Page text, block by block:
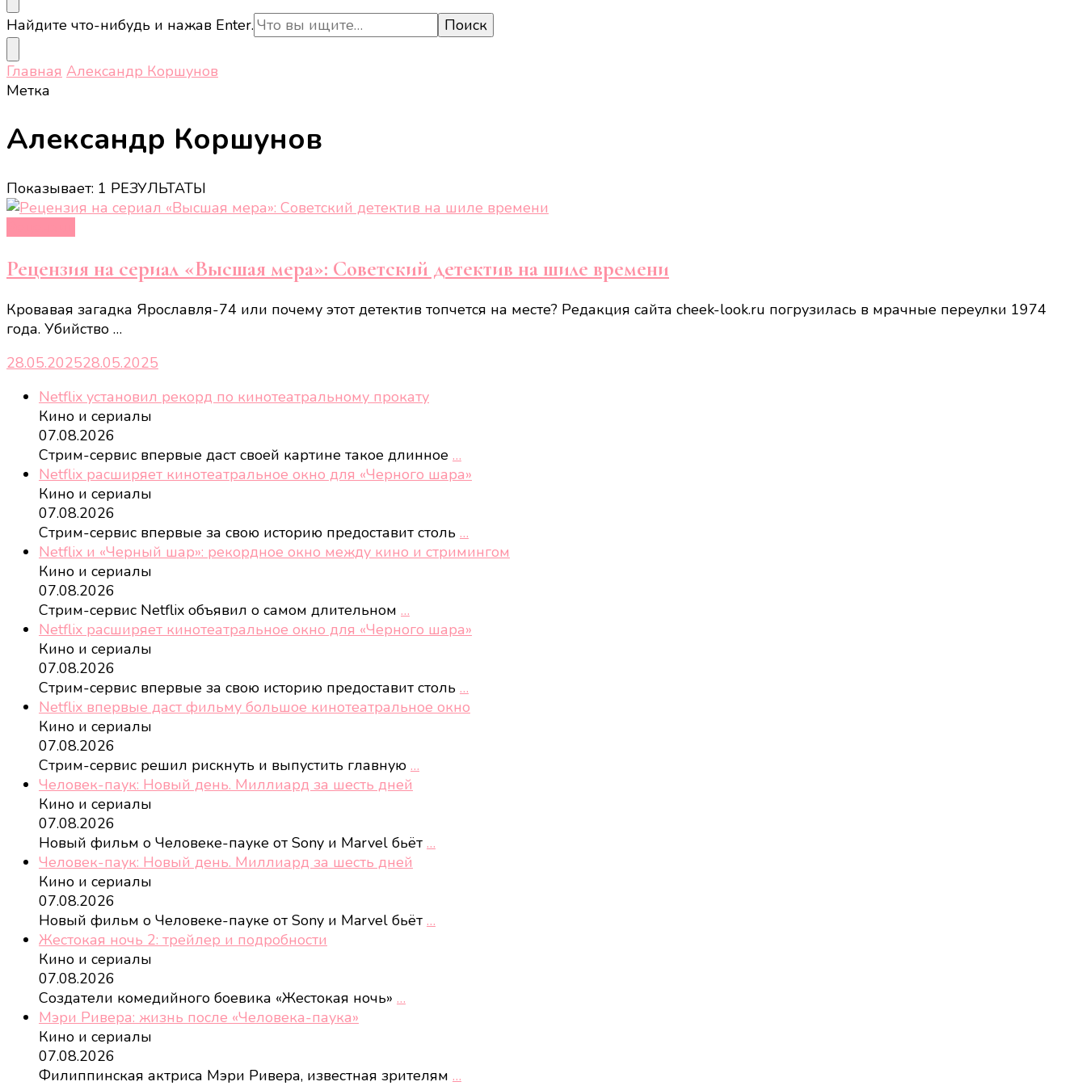
Ищите
что-
то?
Найдите что-нибудь и нажав Enter.
Главная Александр Коршунов
Метка
Александр Коршунов
Показывает: 1 РЕЗУЛЬТАТЫ
Рецензия на сериал «Высшая мера»: Советский детектив на шиле времени
Кровавая загадка Ярославля-74 или почему этот детектив топчется на месте? Редакция сайта cheek-look.ru погрузилась в мрачные переулки 1974
года. Убийство …
28.05.202528.05.2025
Netflix установил рекорд по кинотеатральному прокату
Кино и сериалы
07.08.2026
Стрим-сервис впервые даст своей картине такое длинное …
Netflix расширяет кинотеатральное окно для «Черного шара»
Кино и сериалы
07.08.2026
Стрим-сервис впервые за свою историю предоставит столь …
Netflix и «Черный шар»: рекордное окно между кино и стримингом
Кино и сериалы
07.08.2026
Стрим-сервис Netflix объявил о самом длительном …
Netflix расширяет кинотеатральное окно для «Черного шара»
Кино и сериалы
07.08.2026
Стрим-сервис впервые за свою историю предоставит столь …
Netflix впервые даст фильму большое кинотеатральное окно
Кино и сериалы
07.08.2026
Стрим-сервис решил рискнуть и выпустить главную …
Человек-паук: Новый день. Миллиард за шесть дней
Кино и сериалы
07.08.2026
Новый фильм о Человеке-пауке от Sony и Marvel бьёт …
Человек-паук: Новый день. Миллиард за шесть дней
Кино и сериалы
07.08.2026
Новый фильм о Человеке-пауке от Sony и Marvel бьёт …
Жестокая ночь 2: трейлер и подробности
Кино и сериалы
07.08.2026
Создатели комедийного боевика «Жестокая ночь» …
Мэри Ривера: жизнь после «Человека-паука»
Кино и сериалы
07.08.2026
Филиппинская актриса Мэри Ривера, известная зрителям …